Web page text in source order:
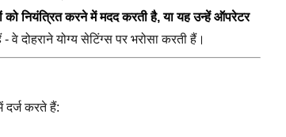
को नियंत्रित करने में मदद करती है, या यह उन्हें ऑपरेटर
वे दोहराने योग्य सेटिंग्स पर भरोसा करती हैं।
दर्ज करते हैं: